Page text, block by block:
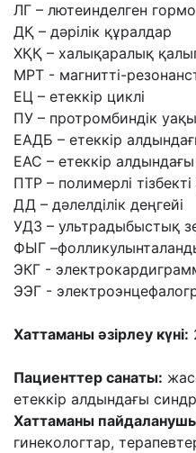
ЛГ – лютеинделген
ДҚ – дәрілік құралдар
ХҚҚ – халықаралық
МРТ - магнитті-
ЕЦ – етеккір циклі
ПУ – протромбиндік
ЕАДБ – етеккір
ЕАС – етеккір
ПТР – полимерлі
ДД – дәлелділік деңгейі
УДЗ – ультрадыбыстық
ФЫГ
ЭКГ -
ЭЭГ -
Хаттаманы әзірлеу күні:
Пациенттер санаты:
етеккір алдындағы
Хаттаманы
гинекологтар,